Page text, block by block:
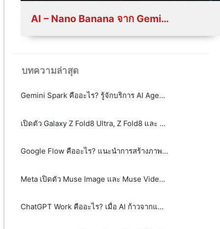
AI – Nano Banana จาก Gemini
บทความล่าสุด
Gemini Spark คืออะไร? รู้จักบริการ AI Agent จาก Google
เปิดตัว Galaxy Z Fold8 Ultra, Z Fold8 และ Z Flip8: เมื่อสมาร์ตโฟนจอพับไม่ได้มีคำตอบเพียงรูปแบบเดียว
Google Flow คืออะไร? แนะนำการสร้างภาพและวิดีโอ AI ระดับมืออาชีพได้จากข้อความ
Meta เปิดตัว Muse Image และ Muse Video พลิกโฉม AI สร้างภาพและวิดีโอด้วย Agentic AI
ChatGPT Work คืออะไร? เมื่อ AI ก้าวจากแชตบอตสู่เพื่อนร่วมงาน